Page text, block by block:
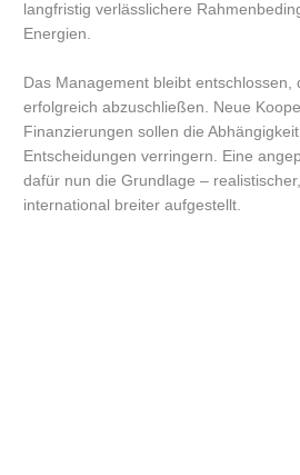
langfristig verlässlichere
Energien.
Das Management bleibt entschlossen,
erfolgreich abzuschließen. Neue
Finanzierungen sollen die
Entscheidungen verringern. Eine
dafür nun die Grundlage –
international breiter aufgestellt.